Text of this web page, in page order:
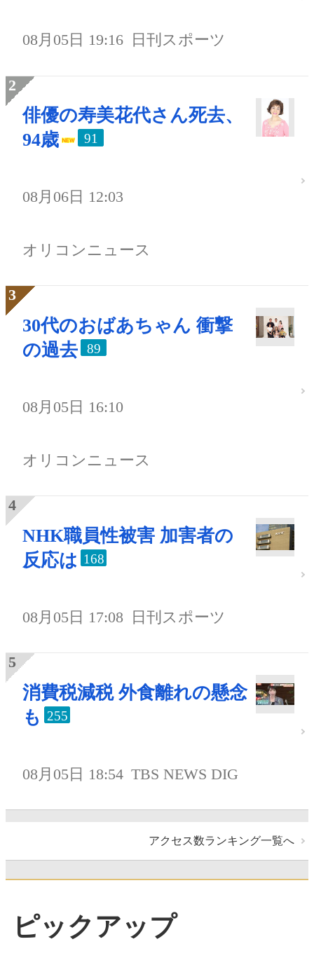
08月05日 19:16 日刊スポーツ
俳優の寿美花代さん死去、
94歳
91
08月06日 12:03
オリコンニュース
30代のおばあちゃん 衝撃
の過去
89
08月05日 16:10
オリコンニュース
NHK職員性被害 加害者の
反応は 168
08月05日 17:08 日刊スポーツ
消費税減税 外食離れの懸念
も
255
08月05日 18:54 TBS NEWS DIG
アクセス数ランキング一覧へ
ピックアップ